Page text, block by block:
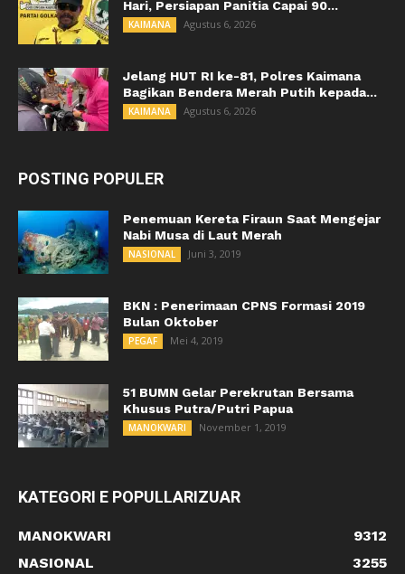
Hari, Persiapan Panitia Capai 90...
KAIMANA Agustus 6, 2026
Jelang HUT RI ke-81, Polres Kaimana
Bagikan Bendera Merah Putih kepada...
KAIMANA Agustus 6, 2026
POSTING POPULER
Penemuan Kereta Firaun Saat Mengejar
Nabi Musa di Laut Merah
NASIONAL Juni 3, 2019
BKN : Penerimaan CPNS Formasi 2019
Bulan Oktober
PEGAF Mei 4, 2019
51 BUMN Gelar Perekrutan Bersama
Khusus Putra/Putri Papua
MANOKWARI November 1, 2019
KATEGORI E POPULLARIZUAR
MANOKWARI
9312
NASIONAL
3255